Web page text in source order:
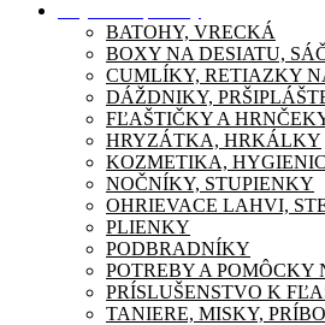
BATOHY, VRECKÁ
BOXY NA DESIATU,
CUMLÍKY, RETIAZKY
DÁŽDNIKY,
FĽAŠTIČKY A
HRYZÁTKA, HRKÁLKY
KOZMETIKA,
NOČNÍKY, STUPIENKY
OHRIEVACE LAHVI,
PLIENKY
PODBRADNÍKY
POTREBY A
PRÍSLUŠENSTVO K
TANIERE, MISKY,